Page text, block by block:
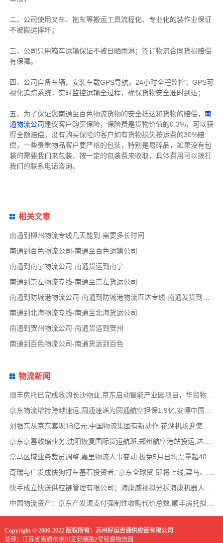
二、公司使用叉车、拖车等搬运工具流程化、专业化的装作业保证
不被搬运摔坏；
三、公司只用箱车运输保证不被日晒雨淋；签订物流合同货损赔偿
有保障。
四、公司自备车辆，安装车载GPS导航，24小时全程监控；GPS可
视化追踪系统，实时监控运输全过程，确保货物安全准时到达；
五、为了保证您南通至百色物流货物的安全抵达和货物的赔偿， 南
通物流公司建议客户购买保险，保险费是货物价值的0.3%，可以获
得全额赔偿。没有购买保险的客户如有货物损失按运费的30%赔
偿，一些贵重物品客户要严格的包装，特别是易碎品，如果没有包
装的需要我们来包装，按一定的包装费来收取，具体费用可以拨打
我们的联系电话咨询。
相关文章
南通到柳州物流专线几天能到-需要多长时间
南通到百色物流公司-南通至百色运输公司
南通到南宁物流公司-南通货运到南宁
南通到崇左物流专线-南通至崇左货运公司
南通到防城港物流公司-南通到防城港物流直达专线-南通发货到防城港
南通到北海物流专线-南通至北海货运公司
南通到贺州物流公司-南通货运到贺州
南通到百色物流公司-南通货运到百色
物流新闻
顺丰房托已完成收购长沙物业,京东启动智能产业园项目，华贸物流签署约2亿元专线产品运营合
京东物流增持跨越速运,圆通速递为圆通航空担保1.9亿,安博中国牵手启橙中国,中通云仓发布6
刘强东从京东套现18亿元,中国物流集团有新动作,花湖机场迎使用许可审查,丰巢自营洗衣在全国
京东京喜收缩业务,沈阳恢复国际货运航班,郑州航空港站投运,达达快送发布618战报,顺丰发布最
盒马区域业务裁员调整,嘉里物流人事变动,极兔5月日均票量超4000万,菜鸟开通中美特惠海运专线
奇瑞与广发成快狗打车基石投资者,“京东全球贸”即将上线,菜鸟、普洛斯公布减碳举措,中国
快手成立快送供应链管理有限公司；海康威视拟分拆海康机器人至创业板上市；传化智联6.93亿
中国物流资产：京东产发须支付强制性收购代价总数,顺丰房托拟收购长沙物业,京东、普洛斯等
Copyright © 2006-2022 版权所有：苏州好运吉通供应链有限公司
总部：江苏省南通市崇川区安顺路2号铭源物流园